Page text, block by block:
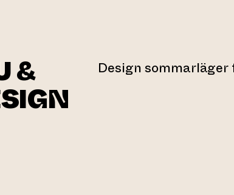
& Design